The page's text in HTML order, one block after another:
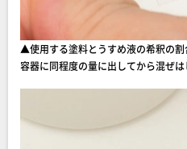
▲使用する塗料とうすめ液の希釈の
容器に同程度の量に出してから混ぜ